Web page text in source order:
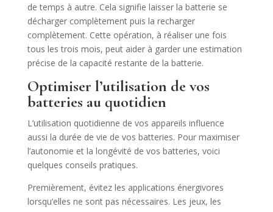
de temps à autre. Cela signifie laisser la batterie se
décharger complètement puis la recharger
complètement. Cette opération, à réaliser une fois
tous les trois mois, peut aider à garder une estimation
précise de la capacité restante de la batterie.
Optimiser l’utilisation de vos
batteries au quotidien
L’utilisation quotidienne de vos appareils influence
aussi la durée de vie de vos batteries. Pour maximiser
l’autonomie et la longévité de vos batteries, voici
quelques conseils pratiques.
Premièrement, évitez les applications énergivores
lorsqu’elles ne sont pas nécessaires. Les jeux, les